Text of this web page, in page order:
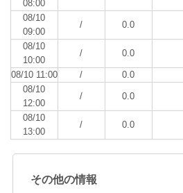
08:00
08/10
09:00
/ 0.0
08/10
10:00
/ 0.0
08/10 11:00 / 0.0
08/10
12:00
/ 0.0
08/10
13:00
/ 0.0
その他の情報